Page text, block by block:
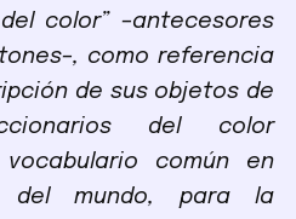
color” –antecesores
como referencia
de sus objetos de
del color
común en
del mundo, para la